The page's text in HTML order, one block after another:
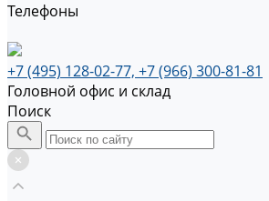
Телефоны
+7 (495) 128-02-77, +7 (966) 300-81-81
Головной офис и склад
Поиск